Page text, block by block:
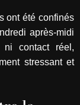
ont été confinés
après-midi
contact réel,
stressant et